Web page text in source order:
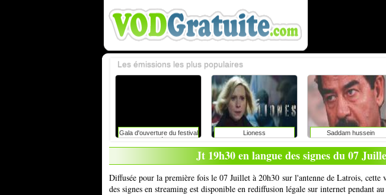
Gala d'ouverture du festival
du rire de liège avec
caroline vigneaux: faut-il
Lioness Saddam hussein
Les émissions les plus populaires
Jt 19h30 en langue des signes du 07
Diffusée pour la première fois le 07 Juillet à 20h30 sur l'antenne de Latrois, cette
des signes en streaming est disponible en rediffusion légale sur internet pendant